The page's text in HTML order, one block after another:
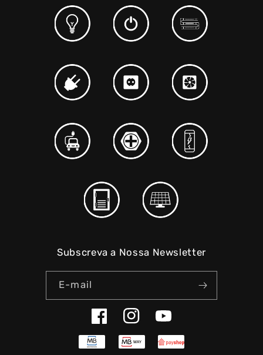
Subscreva a Nossa Newsletter
E-mail
FacebookInstagramYouTube